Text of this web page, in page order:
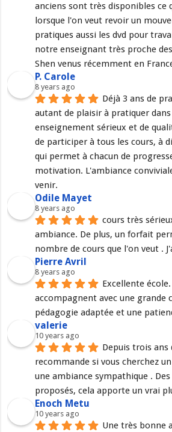
anciens sont très disponibles ce
lorsque l'on veut revoir un
pratiques aussi les dvd pour
notre enseignant très proche
Shen venus récemment en
P. Carole
8 years ago
Déjà 3 ans de
autant de plaisir à pratiquer dans
enseignement sérieux et de
de participer à tous les cours, à
qui permet à chacun de
motivation. L'ambiance
venir.
Odile Mayet
8 years ago
cours très
ambiance. De plus, un forfait
nombre de cours que l'on veut .
Pierre Avril
8 years ago
Excellente
accompagnent avec une grande
pédagogie adaptée et une
valerie
10 years ago
Depuis trois ans
recommande si vous cherchez
une ambiance sympathique .
proposés, cela apporte un vrai
Enoch Metu
10 years ago
Une très bonne